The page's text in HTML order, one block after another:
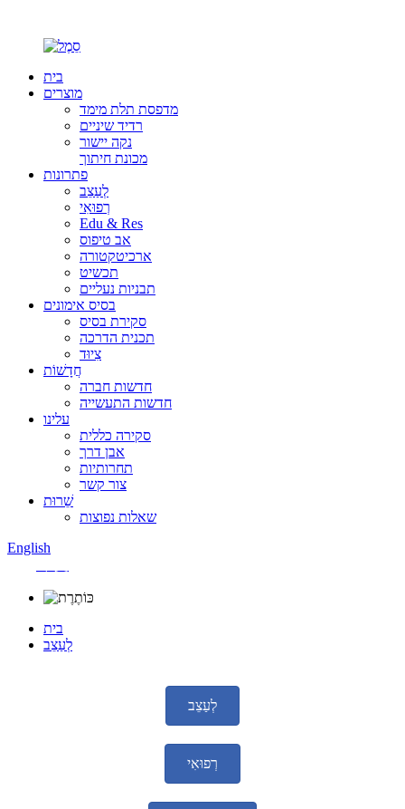
בית
מוצרים
מדפסת תלת מימד
רדיד שיניים
נקה יישור
מכונת חיתוך
פתרונות
לְעַצֵב
רְפוּאִי
Edu & Res
אב טיפוס
ארכיטקטורה
תכשיט
תבניות נעליים
בסיס אימונים
סקירת בסיס
תכנית הדרכה
צִיוּד
חֲדָשׁוֹת
חדשות חברה
חדשות התעשייה
עלינו
סקירה כללית
אבן דרך
תחרותיות
צור קשר
שֵׁרוּת
שאלות נפוצות
English
בית
לְעַצֵב
לְעַצֵב
רְפוּאִי